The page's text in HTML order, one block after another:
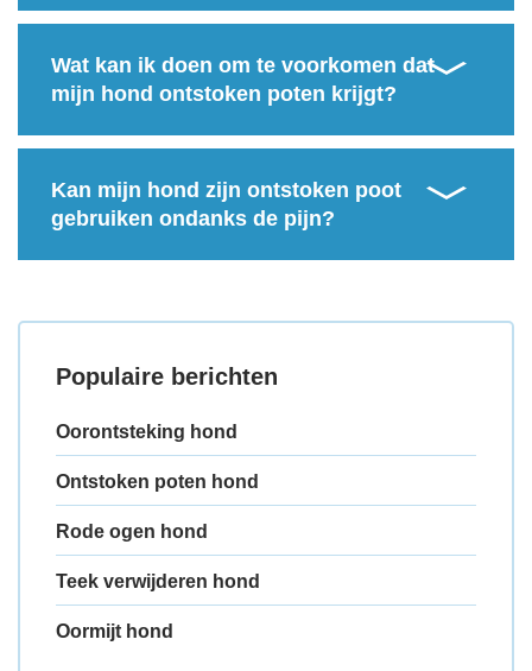
Wat kan ik doen om te voorkomen dat
mijn hond ontstoken poten krijgt?
Kan mijn hond zijn ontstoken poot
gebruiken ondanks de pijn?
Populaire berichten
Oorontsteking hond
Ontstoken poten hond
Rode ogen hond
Teek verwijderen hond
Oormijt hond